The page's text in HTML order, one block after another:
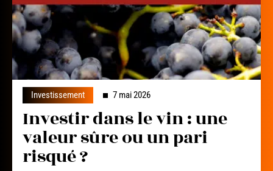
Investissement 7 mai 2026
Investir dans le vin : une
valeur sûre ou un pari
risqué ?